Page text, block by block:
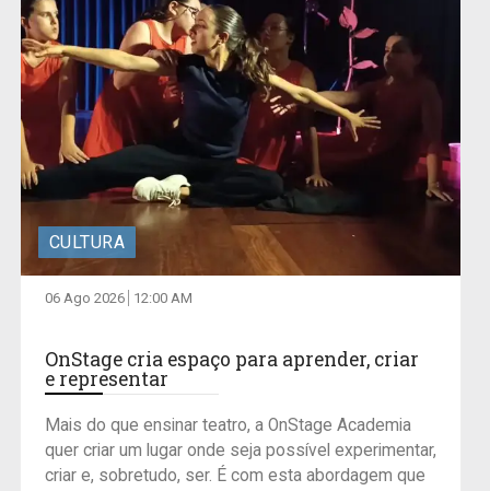
CULTURA
06 Ago 2026 12:00 AM
OnStage cria espaço para aprender, criar
e representar
Mais do que ensinar teatro, a OnStage Academia
quer criar um lugar onde seja possível experimentar,
criar e, sobretudo, ser. É com esta abordagem que